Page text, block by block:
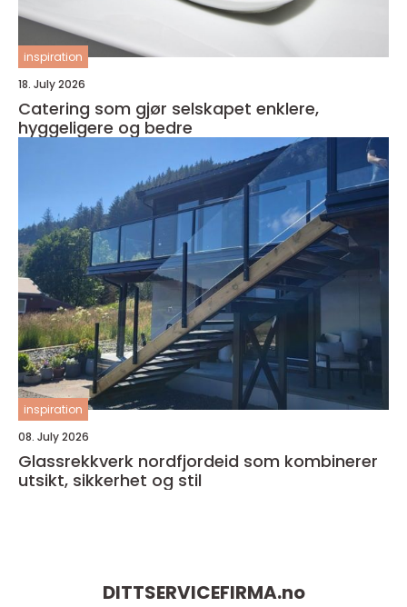
inspiration
18. July 2026
Catering som gjør selskapet enklere,
hyggeligere og bedre
inspiration
08. July 2026
Glassrekkverk nordfjordeid som kombinerer
utsikt, sikkerhet og stil
DITTSERVICEFIRMA.no